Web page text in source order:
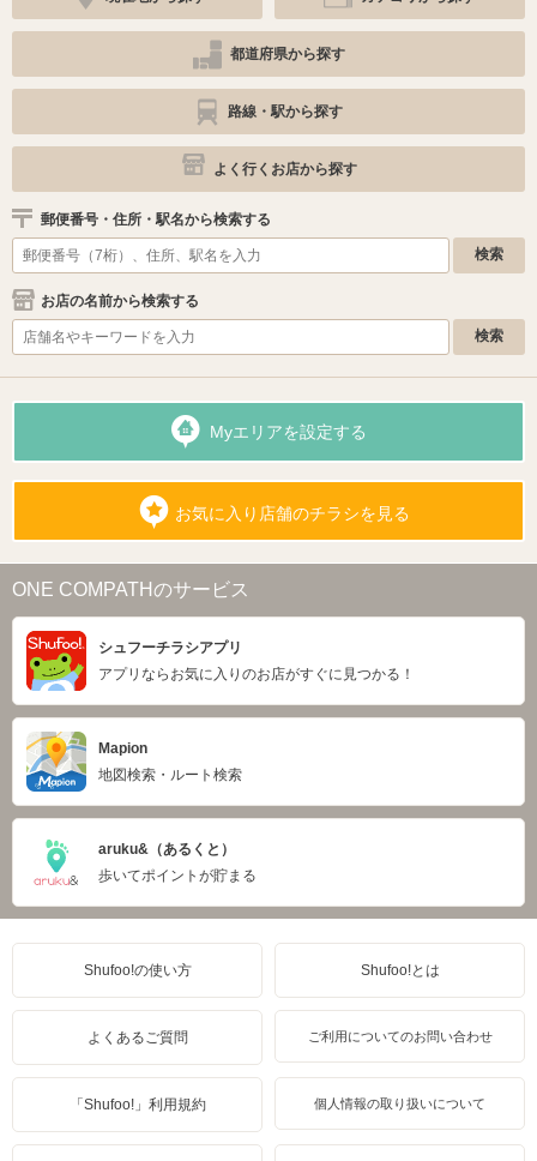
都道府県から探す
路線・駅から探す
よく行くお店から探す
郵便番号・住所・駅名から検索する
お店の名前から検索する
Myエリアを設定する
お気に入り店舗のチラシを見る
ONE COMPATHのサービス
シュフーチラシアプリ
アプリならお気に入りのお店がすぐに見つかる！
Mapion
地図検索・ルート検索
aruku&（あるくと）
歩いてポイントが貯まる
Shufoo!の使い方 Shufoo!とは
よくあるご質問 ご利用についてのお問い合わせ
「Shufoo!」利用規約 個人情報の取り扱いについて